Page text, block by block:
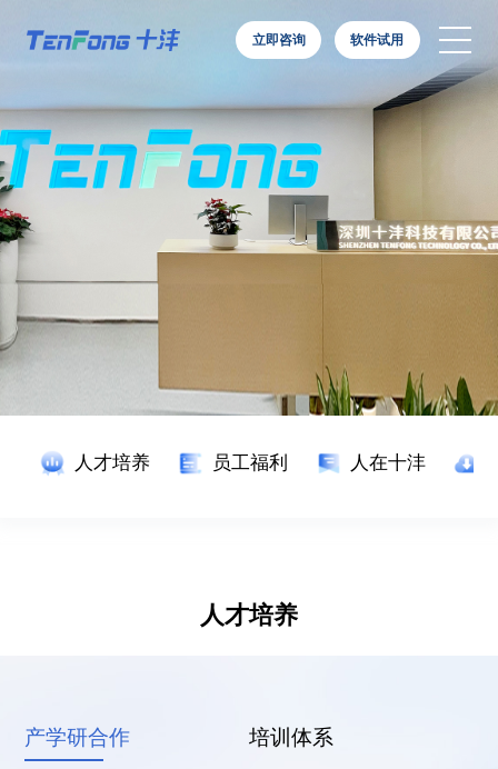
首页
产品体系
客户案例
服务支持
立即咨询 软件试用
人才培养 员工福利 人在十沣
人才培养
产学研合作 培训体系